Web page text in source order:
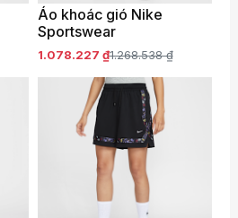
Áo khoác gió Nike
Sportswear
1.078.227 ₫1.268.538 ₫